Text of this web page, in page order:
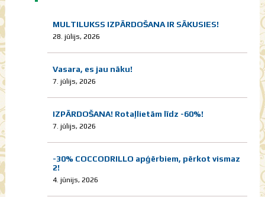
MULTILUKSS IZPĀRDOŠANA IR SĀKUSIES!
28. jūlijs, 2026
Vasara, es jau nāku!
7. jūlijs, 2026
IZPĀRDOŠANA! Rotaļlietām līdz -60%!
7. jūlijs, 2026
-30% COCCODRILLO apģērbiem, pērkot vismaz
2!
4. jūnijs, 2026